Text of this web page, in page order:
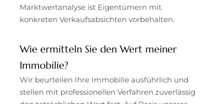
Marktwertanalyse ist Eigentümern mit
konkreten Verkaufsabsichten vorbehalten.
Wie ermitteln Sie den Wert meiner
Immobilie?
Wir beurteilen Ihre Immobilie ausführlich und
stellen mit professionellen Verfahren zuverlässig